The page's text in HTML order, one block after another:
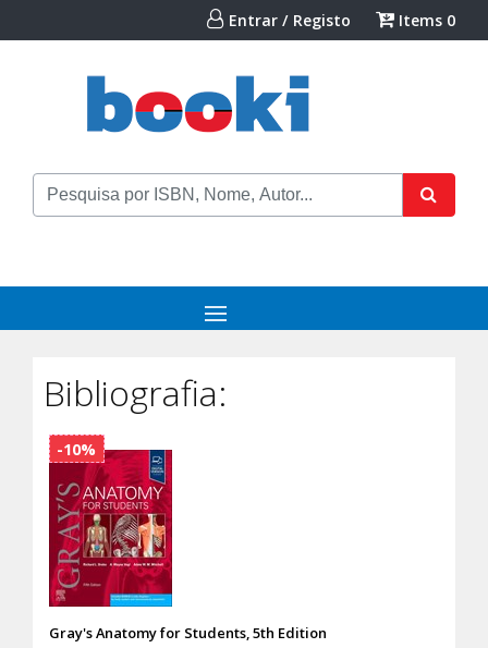
Entrar / Registo Items 0
Bibliografia:
Gray's Anatomy for Students, 5th Edition
-10%